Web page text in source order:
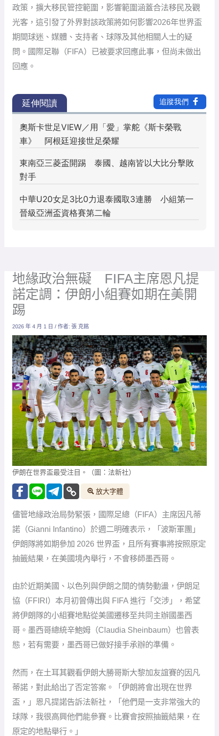
政策，擴大移民管控範圍，影響範圍涵蓋合法移民及觀
光客，這引發了外界對該政策將如何影響2026年世界盃
期間球迷、媒體、支持者、球隊及其他相關人士的疑
問。國際足聯（FIFA）已被要求回應此事，但尚未做出
回應。
地緣政治無礙 FIFA主席恩凡提
諾定調：伊朗小組賽如期在美開
踢
2026 年 4 月 1 日/ 作者:張 克銘
伊朗在世界盃最受注目。（圖：法新社）
放大字體
儘管地緣政治局勢緊張，國際足總（FIFA）主席因凡蒂
諾（Gianni Infantino）於週二明確表示，「波斯軍團」
伊朗隊將如期參加 2026 世界盃，且所有賽事將按照原定
抽籤結果，在美國境內舉行，不會移師墨西哥。
由於近期美國、以色列與伊朗之間的情勢動盪，伊朗足
協（FFIRI）本月初曾傳出與 FIFA 進行「交涉」，希望
將伊朗隊的小組賽地點從美國遷移至共同主辦國墨西
哥。墨西哥總統辛鮑姆（Claudia Sheinbaum）也曾表
態，若有需要，墨西哥已做好接手承辦的準備。
然而，在土耳其觀看伊朗大勝哥斯大黎加友誼賽的因凡
蒂諾，對此給出了否定答案。「伊朗將會出現在世界
盃，」恩凡提諾告訴法新社，「他們是一支非常強大的
球隊，我很高興他們能參賽。比賽會按照抽籤結果，在
原定的地點舉行。」